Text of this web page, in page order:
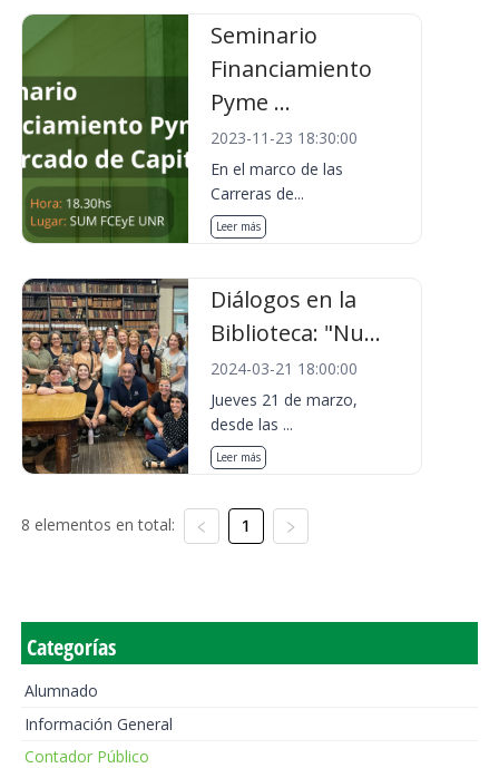
Seminario
Financiamiento
Pyme ...
2023-11-23 18:30:00
En el marco de las
Carreras de...
Leer más
Diálogos en la
Biblioteca: "Nu...
2024-03-21 18:00:00
Jueves 21 de marzo,
desde las ...
Leer más
8 elementos en total: 1
Categorías
Alumnado
Información General
Contador Público